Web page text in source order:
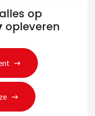
op
opleveren